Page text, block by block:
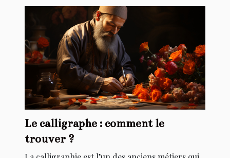
Le calligraphe : comment le
trouver ?